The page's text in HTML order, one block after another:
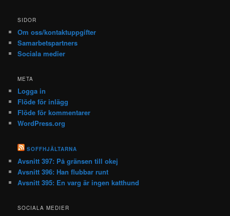
SIDOR
Om oss/kontaktuppgifter
Samarbetspartners
Sociala medier
META
Logga in
Flöde för inlägg
Flöde för kommentarer
WordPress.org
SOFFHJÄLTARNA
Avsnitt 397: På gränsen till okej
Avsnitt 396: Han flubbar runt
Avsnitt 395: En varg är ingen katthund
SOCIALA MEDIER